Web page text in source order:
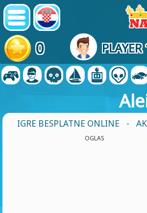
0
IGRE BESPLATNE ONLINE -
OGLAS